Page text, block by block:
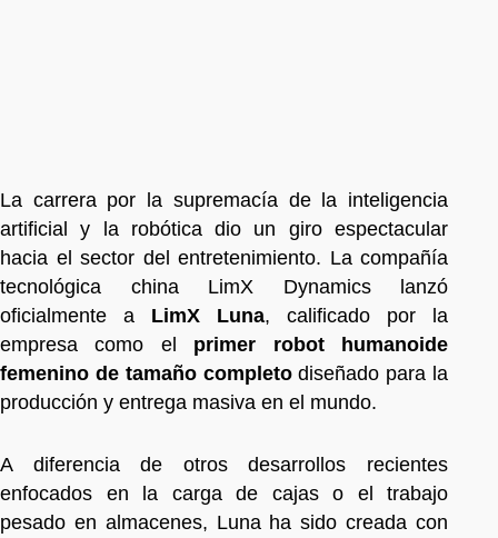
La carrera por la supremacía de la inteligencia
artificial y la robótica dio un giro espectacular
hacia el sector del entretenimiento. La compañía
tecnológica china LimX Dynamics lanzó
oficialmente a LimX Luna, calificado por la
empresa como el primer robot humanoide
femenino de tamaño completodiseñado para la
producción y entrega masiva en el mundo.
A diferencia de otros desarrollos recientes
enfocados en la carga de cajas o el trabajo
pesado en almacenes, Luna ha sido creada con